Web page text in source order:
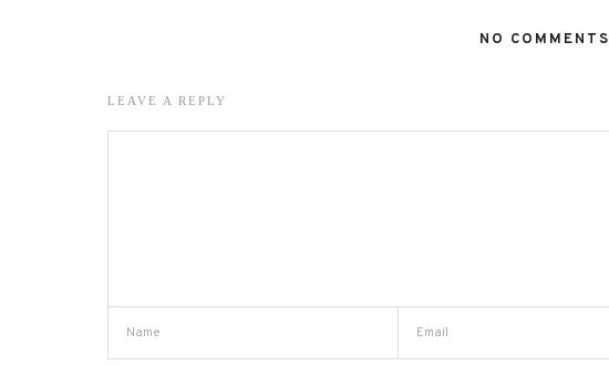
NO COMMENTS
LEAVE A REPLY